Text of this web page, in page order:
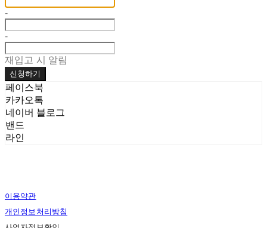
-
-
재입고 시 알림
신청하기
페이스북
카카오톡
네이버 블로그
밴드
라인
이용약관
개인정보처리방침